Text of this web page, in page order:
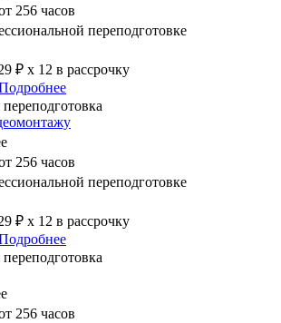
256 часов
переподготовке
₽ x 12 в рассрочку
256 часов
переподготовке
₽ x 12 в рассрочку
256 часов